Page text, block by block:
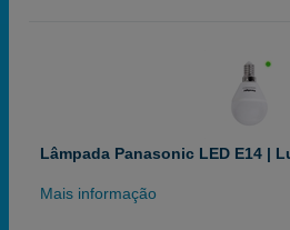
Lâmpada Panasonic LED E14 |
Mais informação